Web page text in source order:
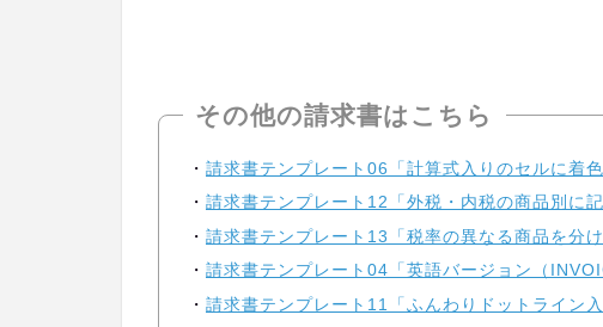
その他の請求書はこちら
請求書テンプレート06「計算式入りのセルに着
請求書テンプレート12「外税・内税の商品別に
請求書テンプレート13「税率の異なる商品を分
請求書テンプレート04「英語バージョン（
請求書テンプレート11「ふんわりドットライン